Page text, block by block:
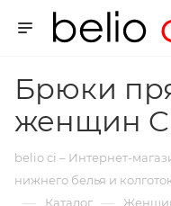
Брюки
женщин
belio ci – Интернет-
нижнего белья и
Каталог